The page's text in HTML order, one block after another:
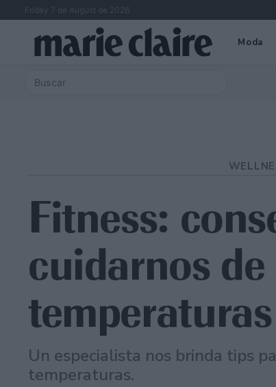
Friday 7 de August de 2026
Moda
Fitness:
cuidarnos
temperaturas
Un especialista nos brinda tips
temperaturas.